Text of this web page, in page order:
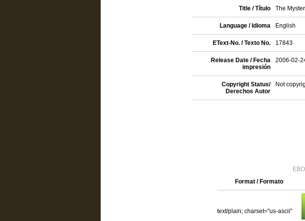
Title / Título The
Language / Idioma English
EText-No. / Texto No. 17843
Release Date / Fecha
impresión
2006-02-
Copyright Status/
Derechos Autor
Not
Format / Formato
text/plain; charset="us-ascii"